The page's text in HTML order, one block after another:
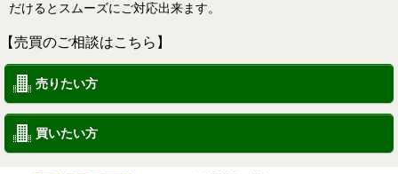
だけるとスムーズにご対応出来ます。
【売買のご相談はこちら】
売りたい方
買いたい方